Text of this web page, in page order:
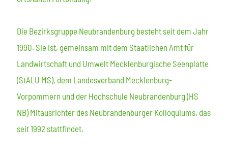
Die Bezirksgruppe Neubrandenburg besteht seit dem Jahr
1990. Sie ist, gemeinsam mit dem Staatlichen Amt für
Landwirtschaft und Umwelt Mecklenburgische Seenplatte
(StALU MS), dem Landesverband Mecklenburg-
Vorpommern und der Hochschule Neubrandenburg (HS
NB) Mitausrichter des Neubrandenburger Kolloquiums, das
seit 1992 stattfindet.